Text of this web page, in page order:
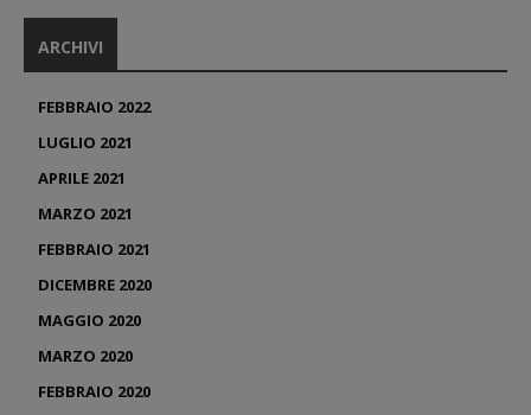
ARCHIVI
FEBBRAIO 2022
LUGLIO 2021
APRILE 2021
MARZO 2021
FEBBRAIO 2021
DICEMBRE 2020
MAGGIO 2020
MARZO 2020
FEBBRAIO 2020